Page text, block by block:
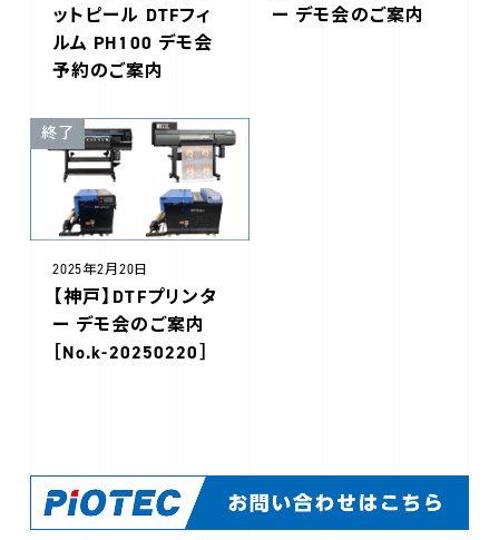
ットピール DTFフィ
ルム PH100 デモ会
予約のご案内
ー デモ会のご案内
終了
2025年2月20日
【神戸】DTFプリンタ
ー デモ会のご案内
［No.k-20250220］